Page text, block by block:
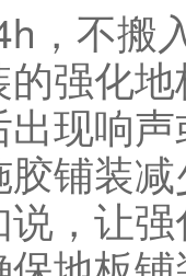
，不搬
强化
现响
铺装
说，让